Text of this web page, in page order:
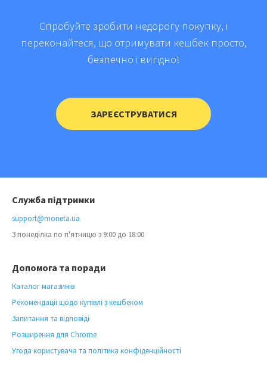
Спробуйте зробити недорогу покупку, і
переконайтеся, що отримувати кешбек просто,
безпечно і вигідно!
ЗАРЕЄСТРУВАТИСЯ
Допомога та поради
Каталог магазинів
Рекомендації щодо купівлі з кешбеком
Запитання та відповіді
Розширення для Chrome
Угода користувача та політика конфіденційності
Служба підтримки
support@moneta.ua
З понеділка по п'ятницю з 9:00 до 18:00